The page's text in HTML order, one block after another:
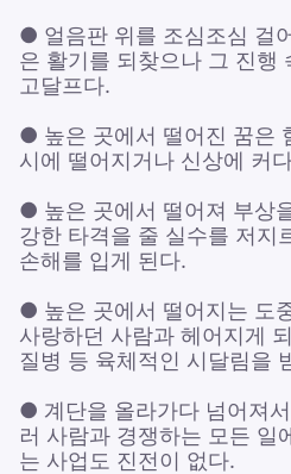
● 얼음판 위를 조심조심 걸
은 활기를 되찾으나 그 진행
고달프다.
● 높은 곳에서 떨어진 꿈은
시에 떨어지거나 신상에 커
● 높은 곳에서 떨어져 부상
강한 타격을 줄 실수를 저지
손해를 입게 된다.
● 높은 곳에서 떨어지는 도
사랑하던 사람과 헤어지게
질병 등 육체적인 시달림을
● 계단을 올라가다 넘어져
러 사람과 경쟁하는 모든 일
는 사업도 진전이 없다.